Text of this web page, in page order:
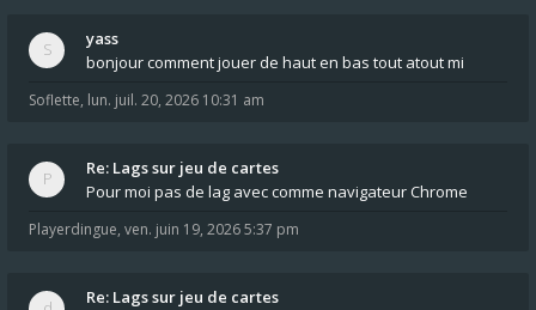
yass
bonjour comment jouer de haut en bas tout atout mi
Soflette, lun. juil. 20, 2026 10:31 am
Re: Lags sur jeu de cartes
Pour moi pas de lag avec comme navigateur Chrome
Playerdingue, ven. juin 19, 2026 5:37 pm
Re: Lags sur jeu de cartes